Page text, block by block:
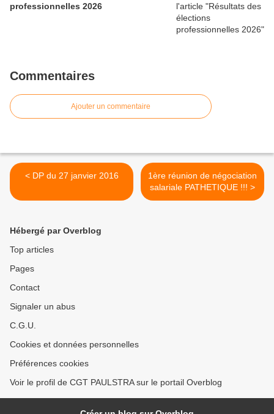
professionnelles 2026
Commentaires
Ajouter un commentaire
< DP du 27 janvier 2016
1ère réunion de négociation
salariale PATHETIQUE !!! >
Hébergé par Overblog
Top articles
Pages
Contact
Signaler un abus
C.G.U.
Cookies et données personnelles
Préférences cookies
Voir le profil de CGT PAULSTRA sur le portail Overblog